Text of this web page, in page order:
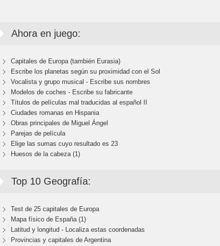
Ahora en juego:
Capitales de Europa (también Eurasia)
Escribe los planetas según su proximidad con el Sol
Vocalista y grupo musical - Escribe sus nombres
Modelos de coches - Escribe su fabricante
Títulos de películas mal traducidas al español II
Ciudades romanas en Hispania
Obras principales de Miguel Ángel
Parejas de película
Elige las sumas cuyo resultado es 23
Huesos de la cabeza (1)
Top 10 Geografía:
Test de 25 capitales de Europa
Mapa físico de España (1)
Latitud y longitud - Localiza estas coordenadas
Provincias y capitales de Argentina